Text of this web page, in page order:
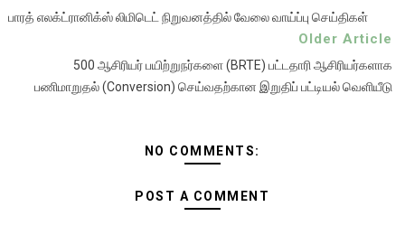
பாரத் எலக்ட்ரானிக்ஸ் லிமிடெட் நிறுவனத்தில் வேலை வாய்ப்பு செய்திகள்
Older Article
500 ஆசிரியர் பயிற்றுநர்களை (BRTE) பட்டதாரி ஆசிரியர்களாக
பணிமாறுதல் (Conversion) செய்வதற்கான இறுதிப் பட்டியல் வெளியீடு
NO COMMENTS:
POST A COMMENT